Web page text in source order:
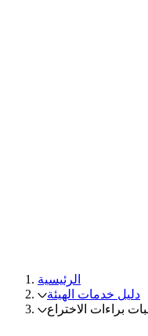
الرئيسية
دليل خدمات الهيئة